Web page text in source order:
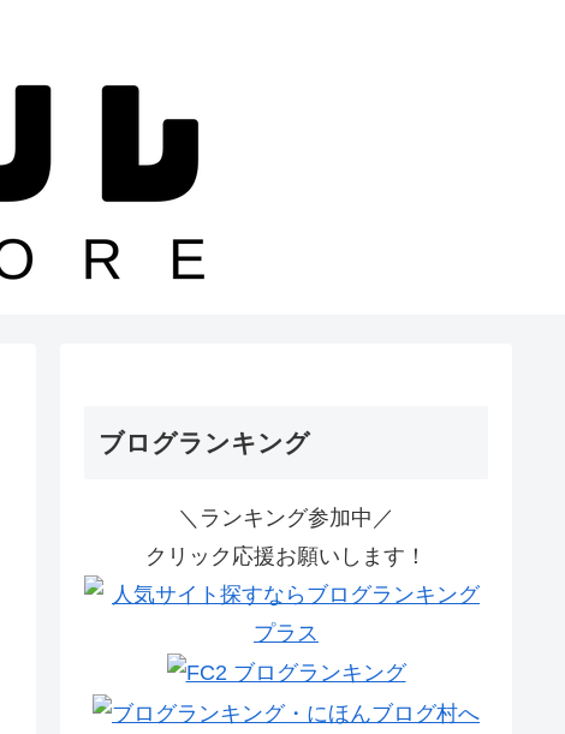
ブログランキング
＼ランキング参加中／
クリック応援お願いします！